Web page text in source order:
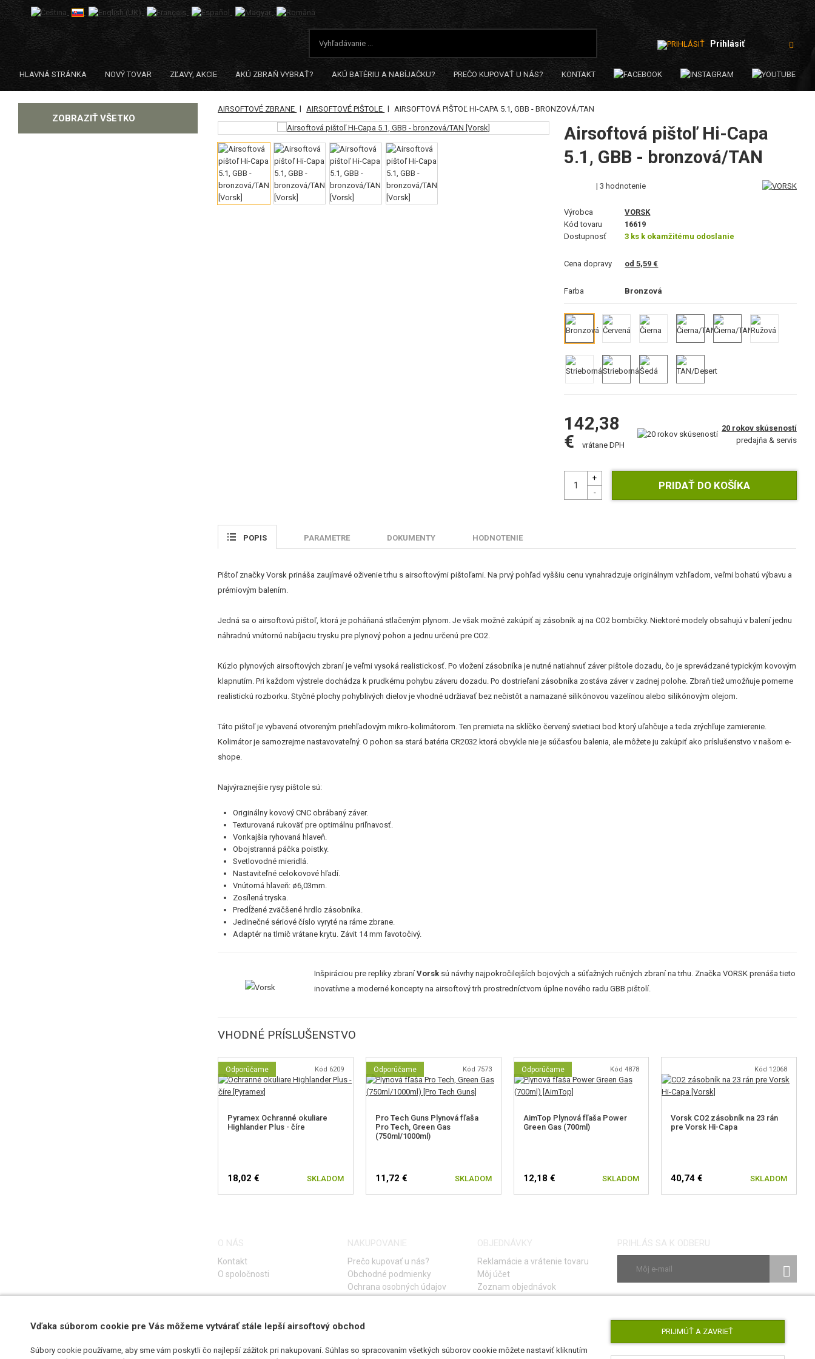
Prihlásiť
HLAVNÁ STRÁNKA NOVÝ TOVAR ZĽAVY, AKCIE AKÚ ZBRAŇ VYBRAŤ? AKÚ BATÉRIU A NABÍJAČKU? PREČO KUPOVAŤ U NÁS? KONTAKT
KATEGÓRIE
ZOBRAZIŤ VŠETKO
AIRSOFTOVÉ ZBRANE | AIRSOFTOVÉ PIŠTOLE | AIRSOFTOVÁ PIŠTOĽ HI-CAPA 5.1, GBB - BRONZOVÁ/TAN
Airsoftová pištoľ Hi-Capa
5.1, GBB - bronzová/TAN
| 3 hodnotenie
Výrobca
VORSK
Kód tovaru
16619
Dostupnosť
3 ks k okamžitému odoslanie
Cena dopravy od 5,59 €
Farba Bronzová
142,38
€
vrátane DPH
20 rokov skúseností
predajňa & servis
POPIS PARAMETRE DOKUMENTY HODNOTENIE
Pištoľ značky Vorsk prináša zaujímavé oživenie trhu s airsoftovými pištoľami. Na prvý pohľad vyššiu cenu vynahradzuje originálnym vzhľadom, veľmi bohatú výbavu a
prémiovým balením.
Jedná sa o airsoftovú pištoľ, ktorá je poháňaná stlačeným plynom. Je však možné zakúpiť aj zásobník aj na CO2 bombičky. Niektoré modely obsahujú v balení jednu
náhradnú vnútornú nabíjaciu trysku pre plynový pohon a jednu určenú pre CO2.
Kúzlo plynových airsoftových zbraní je veľmi vysoká realistickosť. Po vložení zásobníka je nutné natiahnuť záver pištole dozadu, čo je sprevádzané typickým kovovým
klapnutím. Pri každom výstrele dochádza k prudkému pohybu záveru dozadu. Po dostrieľaní zásobníka zostáva záver v zadnej polohe. Zbraň tiež umožňuje pomerne
realistickú rozborku. Styčné plochy pohyblivých dielov je vhodné udržiavať bez nečistôt a namazané silikónovou vazelínou alebo silikónovým olejom.
Táto pištoľ je vybavená otvoreným priehľadovým mikro-kolimátorom. Ten premieta na sklíčko červený svietiaci bod ktorý uľahčuje a teda zrýchľuje zamierenie.
Kolimátor je samozrejme nastavovateľný. O pohon sa stará batéria CR2032 ktorá obvykle nie je súčasťou balenia, ale môžete ju zakúpiť ako príslušenstvo v našom e-
shope.
Najvýraznejšie rysy pištole sú:
Originálny kovový CNC obrábaný záver.
Texturovaná rukoväť pre optimálnu priľnavosť.
Vonkajšia ryhovaná hlaveň.
Obojstranná páčka poistky.
Svetlovodné mieridlá.
Nastaviteľné celokovové hľadí.
Vnútorná hlaveň: ø6,03mm.
Zosílená tryska.
Predĺžené zväčšené hrdlo zásobníka.
Jedinečné sériové číslo vyryté na ráme zbrane.
Adaptér na tlmič vrátane krytu. Závit 14 mm ľavotočivý.
Inšpiráciou pre repliky zbraníVorsk sú návrhy najpokročilejších bojových a súťažných ručných zbraní na trhu. Značka VORSK prenáša tieto
inovatívne a moderné koncepty na airsoftový trh prostredníctvom úplne nového radu GBB pištolí.
VHODNÉ PRÍSLUŠENSTVO
Odporúčame Kód 6209
Pyramex Ochranné okuliare
Highlander Plus - číre
18,02 € SKLADOM
Odporúčame Kód 7573
Pro Tech Guns Plynová fľaša
Pro Tech, Green Gas
(750ml/1000ml)
11,72 € SKLADOM
Odporúčame Kód 4878
AimTop Plynová fľaša Power
Green Gas (700ml)
12,18 € SKLADOM
Kód 12068
Vorsk CO2 zásobník na 23 rán
pre Vorsk Hi-Capa
40,74 € SKLADOM
O NÁS
Kontakt
O spoločnosti
NAKUPOVANIE
Prečo kupovať u nás?
Obchodné podmienky
Ochrana osobných údajov
OBJEDNÁVKY
Reklamácie a vrátenie tovaru
Môj účet
Zoznam objednávok
PRIHLÁS SA K ODBERU
Vďaka súborom cookie pre Vás môžeme vytvárať stále lepší airsoftový obchod
Súbory cookie používame, aby sme vám poskytli čo najlepší zážitok pri nakupovaní. Súhlas so spracovaním všetkých súborov cookie môžete nastaviť kliknutím
PRIJMÚŤ A ZAVRIEŤ